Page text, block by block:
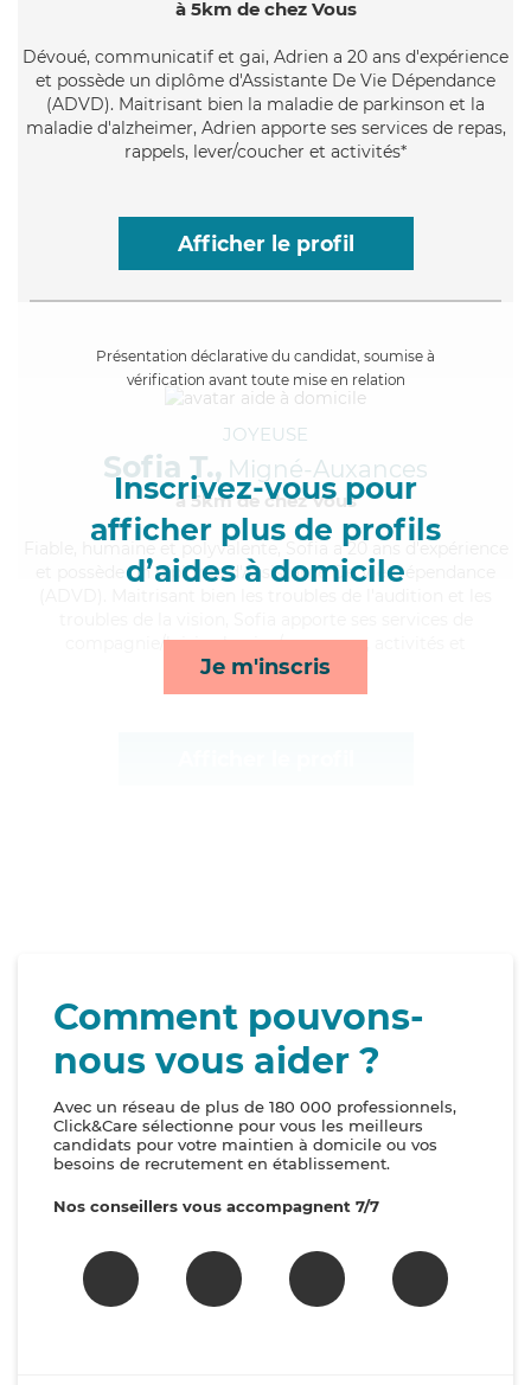
à 5km de chez Vous
Dévoué, communicatif et gai, Adrien a 20 ans d'expérience
et possède un diplôme d'Assistante De Vie Dépendance
(ADVD). Maitrisant bien la maladie de parkinson et la
maladie d'alzheimer, Adrien apporte ses services de repas,
rappels, lever/coucher et activités*
Afficher le profil
Présentation déclarative du candidat, soumise à
vérification avant toute mise en relation
Inscrivez-vous pour
afficher plus de profils
d’aides à domicile
Je m'inscris
JOYEUSE
Sofia T., Migné-Auxances
à 5km de chez Vous
, humaine et polyvalente, Sofia a 20 ans d'expérience
et possède un diplôme d'Assistante De Vie Dépendance
compagnie/loisirs, lessive/repassage, activités et
transports*
Comment pouvons-
nous vous aider ?
Avec un réseau de plus de 180 000 professionnels,
Click&Care sélectionne pour vous les meilleurs
candidats pour votre maintien à domicile ou vos
besoins de recrutement en établissement.
Nos conseillers vous accompagnent 7/7